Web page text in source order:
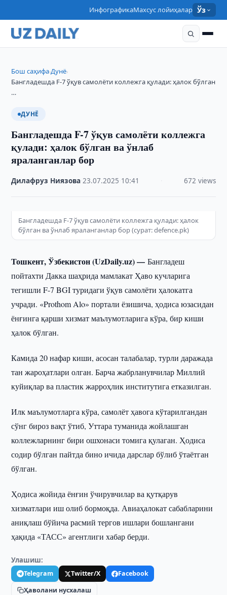
ИнфографикаМахсус лойиҳалар Ўз
Бош саҳифа›Дунё›
Бангладешда F-7 ўқув самолёти коллежга қулади: ҳалок бўлган
…
ДУНЁ
Бангладешда F-7 ўқув самолёти коллежга
қулади: ҳалок бўлган ва ўнлаб
яраланганлар бор
Дилафруз Ниязова ·23.07.2025 10:41 672 views
Бангладешда F-7 ўқув самолёти коллежга қулади: ҳалок
бўлган ва ўнлаб яраланганлар бор (сурат: defence.pk)
Тошкент, Ўзбекистон (UzDaily.uz) —Бангладеш
пойтахти Дакка шаҳрида мамлакат Ҳаво кучларига
тегишли F-7 BGI туридаги ўқув самолёти ҳалокатга
учради. «Prothom Alo» портали ёзишича, ҳодиса юзасидан
ёнғинга қарши хизмат маълумотларига кўра, бир киши
ҳалок бўлган.
Камида 20 нафар киши, асосан талабалар, турли даражада
тан жароҳатлари олган. Барча жабрланувчилар Миллий
куйиқлар ва пластик жарроҳлик институтига етказилган.
Илк маълумотларга кўра, самолёт ҳавога кўтарилгандан
сўнг бироз вақт ўтиб, Уттара туманида жойлашган
коллежларнинг бири ошхонаси томига қулаган. Ҳодиса
содир бўлган пайтда бино ичида дарслар бўлиб ўтаётган
бўлган.
Ҳодиса жойида ёнғин ўчирувчилар ва қутқарув
хизматлари иш олиб бормоқда. Авиаҳалокат сабабларини
аниқлаш бўйича расмий тергов ишлари бошлангани
ҳақида «ТАСС» агентлиги хабар берди.
Улашиш:
Telegram Twitter/X
Facebook
Ҳаволани нусхалаш